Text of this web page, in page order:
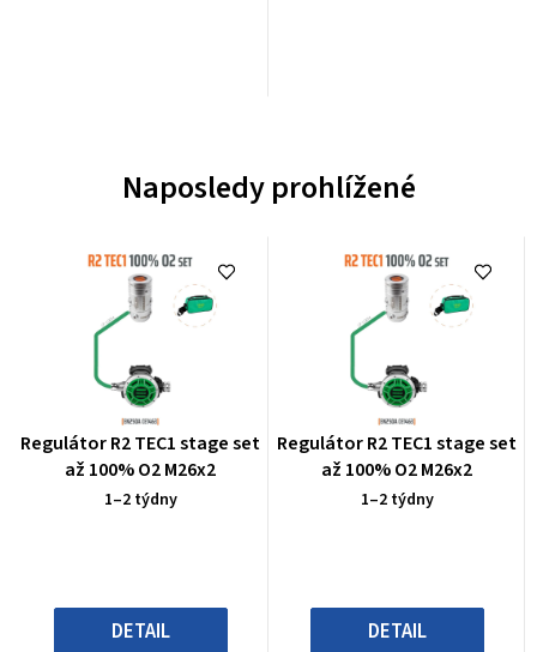
Naposledy prohlížené
Průměrné
hodnocení
produktu
hvězdiček.
Regulátor R2 TEC1 stage set
až 100% O2 M26x2
1–2 týdny
DETAIL
Průměrné
hodnocení
produktu
hvězdiček.
Regulátor R2 TEC1 stage set
až 100% O2 M26x2
1–2 týdny
DETAIL